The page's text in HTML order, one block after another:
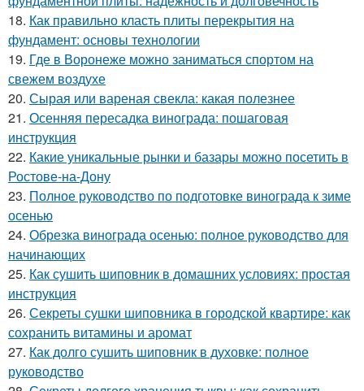
18. Как правильно класть плиты перекрытия на
фундамент: основы технологии
19. Где в Воронеже можно заниматься спортом на
свежем воздухе
20. Сырая или вареная свекла: какая полезнее
21. Осенняя пересадка винограда: пошаговая
инструкция
22. Какие уникальные рынки и базары можно посетить в
Ростове-на-Дону
23. Полное руководство по подготовке винограда к зиме
осенью
24. Обрезка винограда осенью: полное руководство для
начинающих
25. Как сушить шиповник в домашних условиях: простая
инструкция
26. Секреты сушки шиповника в городской квартире: как
сохранить витамины и аромат
27. Как долго сушить шиповник в духовке: полное
руководство